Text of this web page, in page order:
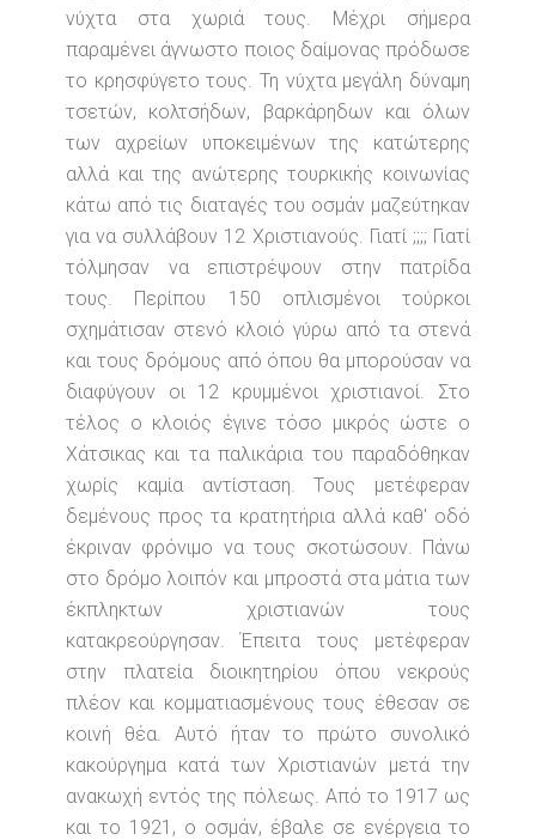
νύχτα στα χωριά τους. Μέχρι σήμερα
παραμένει άγνωστο ποιος δαίμονας πρόδωσε
το κρησφύγετο τους. Τη νύχτα μεγάλη δύναμη
τσετών, κολτσήδων, βαρκάρηδων και όλων
των αχρείων υποκειμένων της κατώτερης
αλλά και της ανώτερης τουρκικής κοινωνίας
κάτω από τις διαταγές του οσμάν μαζεύτηκαν
για να συλλάβουν 12 Χριστιανούς. Γιατί ;;;; Γιατί
τόλμησαν να επιστρέψουν στην πατρίδα
τους. Περίπου 150 οπλισμένοι τούρκοι
σχημάτισαν στενό κλοιό γύρω από τα στενά
και τους δρόμους από όπου θα μπορούσαν να
διαφύγουν οι 12 κρυμμένοι χριστιανοί. Στο
τέλος ο κλοιός έγινε τόσο μικρός ώστε ο
Χάτσικας και τα παλικάρια του παραδόθηκαν
χωρίς καμία αντίσταση. Τους μετέφεραν
δεμένους προς τα κρατητήρια αλλά καθ' οδό
έκριναν φρόνιμο να τους σκοτώσουν. Πάνω
στο δρόμο λοιπόν και μπροστά στα μάτια των
έκπληκτων χριστιανών τους
κατακρεούργησαν. Έπειτα τους μετέφεραν
στην πλατεία διοικητηρίου όπου νεκρούς
πλέον και κομματιασμένους τους έθεσαν σε
κοινή θέα. Αυτό ήταν το πρώτο συνολικό
κακούργημα κατά των Χριστιανών μετά την
ανακωχή εντός της πόλεως. Από το 1917 ως
και το 1921, ο οσμάν, έβαλε σε ενέργεια το